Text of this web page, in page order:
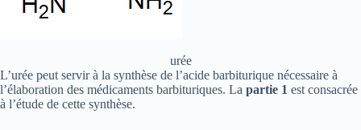
urée
L’urée peut servir à la synthèse de l’acide barbiturique nécessaire à
l’élaboration des médicaments barbituriques. La partie 1 est consacrée
à l’étude de cette synthèse.